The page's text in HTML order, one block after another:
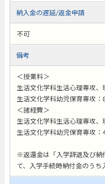
納入金の遅延/返金申請
不可
備考
＜授業料＞
生活文化学科生活心理専攻
生活文化学科幼児保育専攻：
＜諸経費＞
生活文化学科生活心理専攻
生活文化学科幼児保育専攻：
※返還金は「入学辞退及び納
て、入学手続時納付金のうち